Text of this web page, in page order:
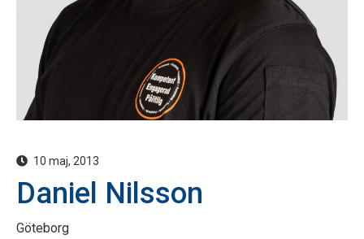
10 maj, 2013
Daniel Nilsson
Göteborg